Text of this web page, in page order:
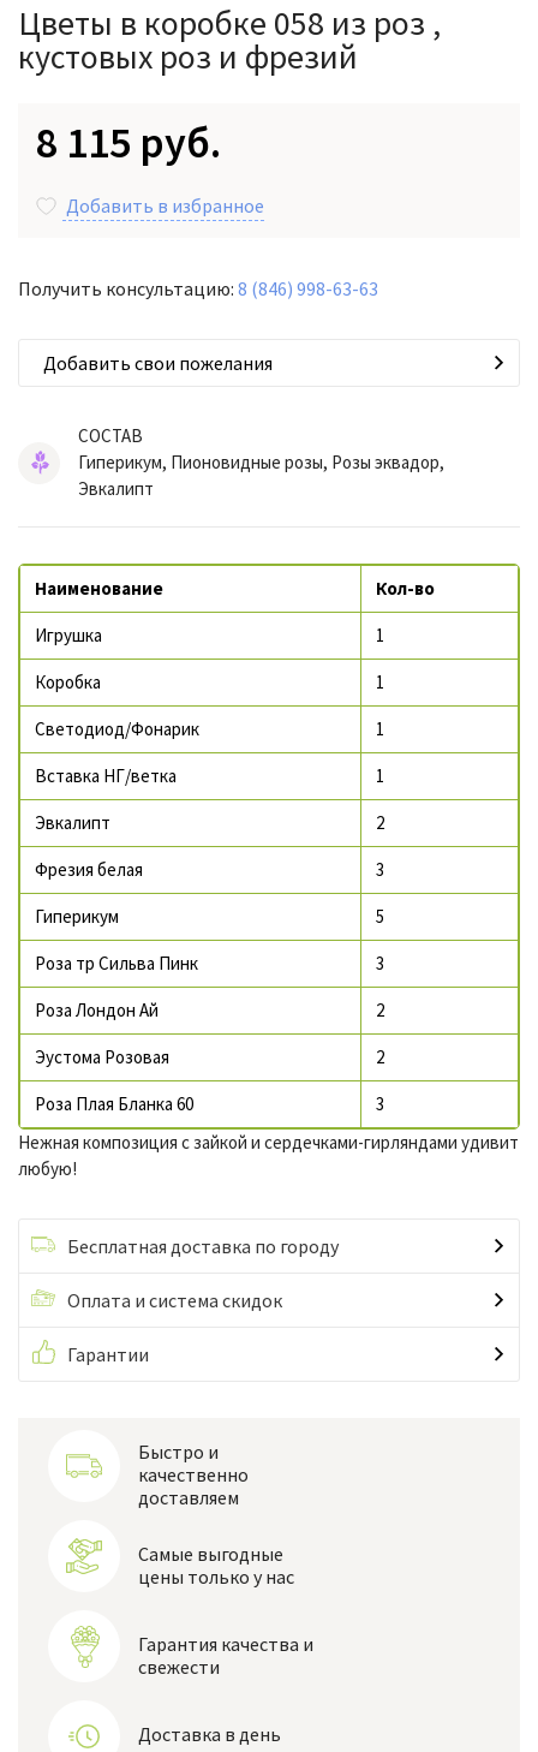
Цветы в коробке 058 из роз ,
кустовых роз и фрезий
8 115 руб.
Добавить в избранное
Получить консультацию: 8 (846) 998-63-63
Добавить свои пожелания
СОСТАВ
Гиперикум, Пионовидные розы, Розы эквадор,
Эвкалипт
Наименование Кол-во
Игрушка 1
Коробка 1
Светодиод/Фонарик 1
Вставка НГ/ветка 1
Эвкалипт 2
Фрезия белая 3
Гиперикум 5
Роза тр Сильва Пинк 3
Роза Лондон Ай 2
Эустома Розовая 2
Роза Плая Бланка 60
3
Нежная композиция с зайкой и сердечками-гирляндами удивит
любую!
Бесплатная доставка по городу
Оплата и система скидок
Гарантии
Быстро и
качественно
доставляем
Самые выгодные
цены только у нас
Гарантия качества и
свежести
Доставка в день